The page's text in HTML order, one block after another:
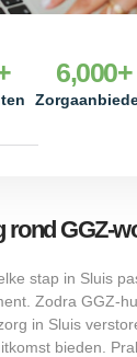
6,000+
rond GGZ-
stap in Sluis
Zodra GGZ-
in Sluis
bieden.